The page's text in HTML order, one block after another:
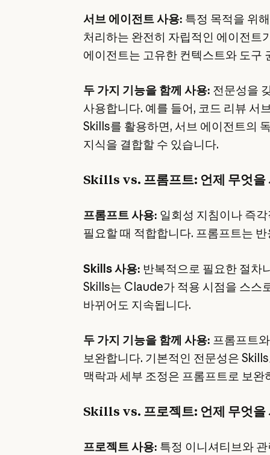
서브 에이전트 사용: 특정 목적을 위
처리하는 완전히 자립적인 에이전트
에이전트는 고유한 컨텍스트와 도구
두 가지 기능을 함께 사용: 전문성을
사용합니다. 예를 들어, 코드 리뷰 서
Skills를 활용하면, 서브 에이전트의
지식을 결합할 수 있습니다.
Skills vs. 프롬프트: 언제 무엇을
프롬프트 사용: 일회성 지침이나 즉
필요할 때 적합합니다. 프롬프트는
Skills 사용: 반복적으로 필요한 절차
Skills는 Claude가 적용 시점을 스스
바뀌어도 지속됩니다.
두 가지 기능을 함께 사용: 프롬프트
보완합니다. 기본적인 전문성은
맥락과 세부 조정은 프롬프트로 보완
Skills vs. 프로젝트: 언제 무엇을
프로젝트 사용: 특정 이니셔티브와